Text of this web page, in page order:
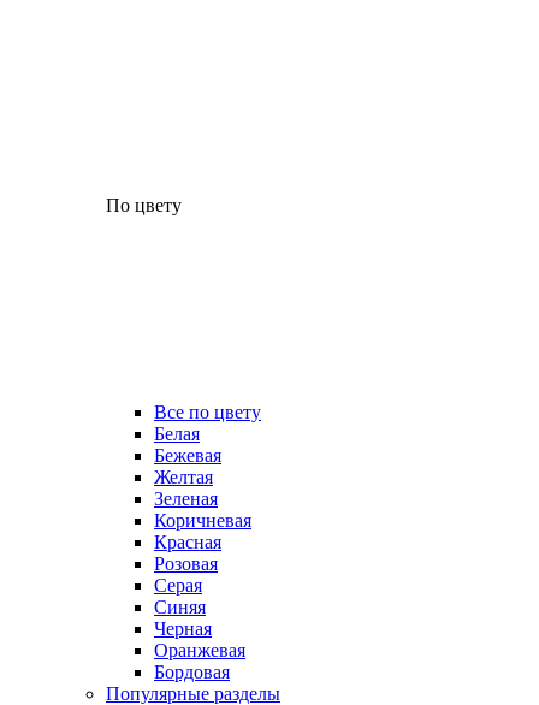
По цвету
Все по цвету
Белая
Бежевая
Желтая
Зеленая
Коричневая
Красная
Розовая
Серая
Синяя
Черная
Оранжевая
Бордовая
Популярные разделы